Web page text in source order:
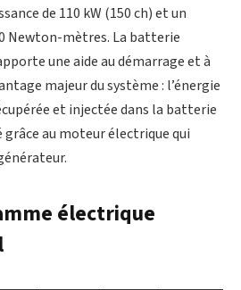
de 110 kW (150 ch) et un
Newton-mètres. La batterie
une aide au démarrage et à
majeur du système : l’énergie
et injectée dans la batterie
au moteur électrique qui
électrique